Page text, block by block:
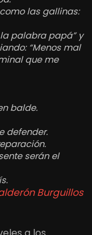
las gallinas:
palabra papá” y
“Menos mal
que me
balde.
defender.
serán el
Burguillos